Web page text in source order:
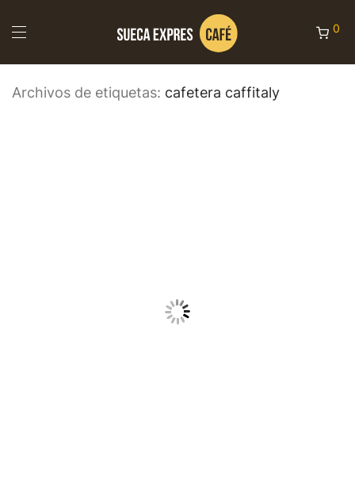
0
Archivos de etiquetas: cafetera caffitaly